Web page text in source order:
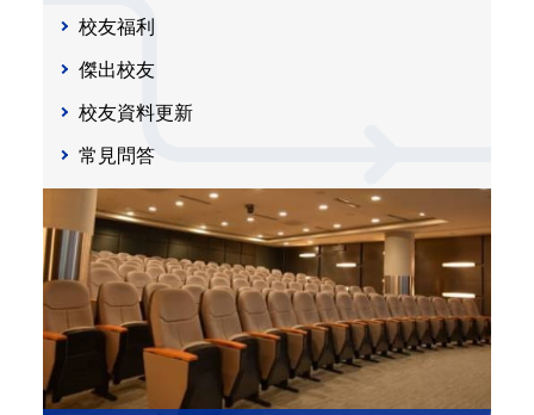
校友福利
傑出校友
校友資料更新
常見問答